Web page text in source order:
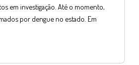
em investigação. Até o momento,
por dengue no estado. Em